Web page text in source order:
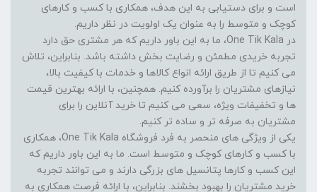
است و برای دستیابی به این هدف، همکاری با کسب و کارهای
کوچک و متوسط را به عنوان یک اولویت در نظر داریم.
در One Tik Kala، ما به این باور داریم که هر مشتری حق دارد
تجربه خریدی مطمئن و رضایت بخش داشته باشد. بنابراین، تلاش
می کنیم تا از طریق ارائه انواع کالاها و خدمات با کیفیت بالا،
نیازهای مشتریان را برآورده کنیم. همچنین، با ارائه بهترین قیمت
ها و تخفیفات ویژه، سعی می کنیم تا خرید آنلاین را برای
مشتریان به صرفه تر و ساده تر کنیم.
یکی از ویژگی های منحصر به فرد فروشگاه One Tik Kala، همکاری
با کسب و کارهای کوچک و متوسط است. ما به این باور داریم که
این کسب و کارها پتانسیل های بزرگی دارند و می توانند تجربه
خرید مشتریان را بهبود بخشند. بنابراین، با ارائه فرصت همکاری به